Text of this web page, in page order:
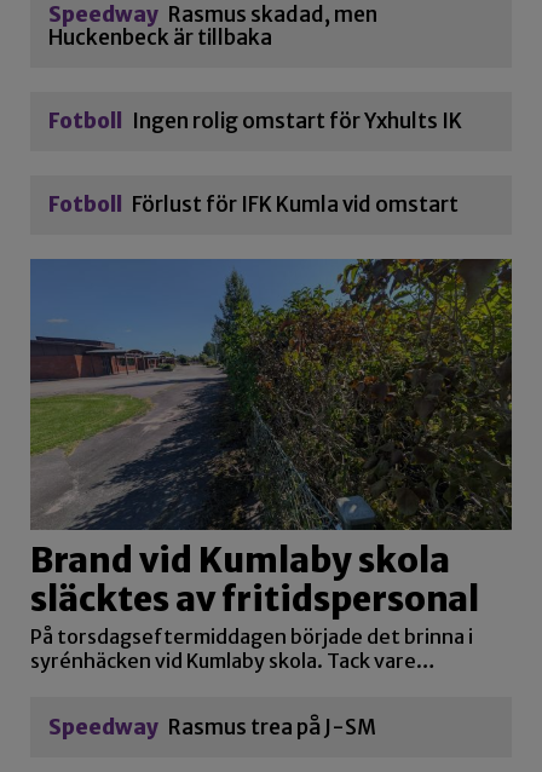
Speedway Rasmus skadad, men
Huckenbeck är tillbaka
Fotboll Ingen rolig omstart för Yxhults IK
Fotboll Förlust för IFK Kumla vid omstart
Brand vid Kumlaby skola
släcktes av fritidspersonal
På torsdagseftermiddagen började det brinna i
syrénhäcken vid Kumlaby skola. Tack vare…
Speedway Rasmus trea på J-SM